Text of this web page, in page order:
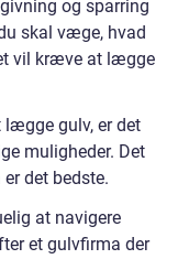
og sparring
skal væge, hvad
vil kræve at lægge
gulv, er det
muligheder. Det
det bedste.
at navigere
et gulvfirma der